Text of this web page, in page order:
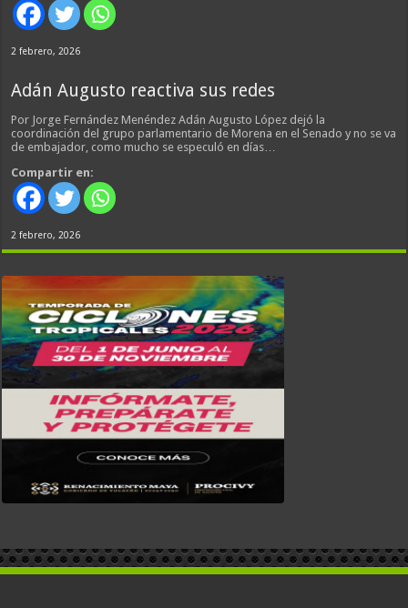
2 febrero, 2026
Adán Augusto reactiva sus redes
Por Jorge Fernández Menéndez Adán Augusto López dejó la
coordinación del grupo parlamentario de Morena en el Senado y no se va
de embajador, como mucho se especuló en días…
Compartir en:
2 febrero, 2026